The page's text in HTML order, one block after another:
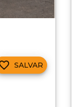
SALVAR